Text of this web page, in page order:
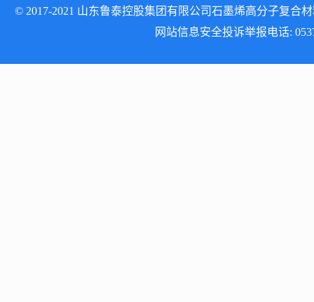
© 2017-2021 山东鲁泰控股集团有限公司石墨烯高分子复合
网站信息安全投诉举报电话: